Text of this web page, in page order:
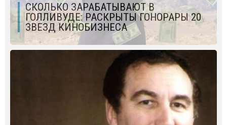
СКОЛЬКО ЗАРАБАТЫВАЮТ В
ГОЛЛИВУДЕ: РАСКРЫТЫ ГОНОРАРЫ 20
ЗВЕЗД КИНОБИЗНЕСА